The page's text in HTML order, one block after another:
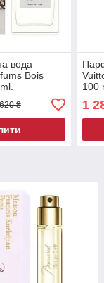
вода
Bois
100 мл.
₴
100
1